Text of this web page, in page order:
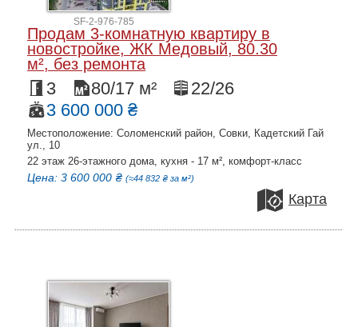
SF-2-976-785
Продам 3-комнатную квартиру в
новостройке, ЖК Медовый, 80.30
м², без ремонта
3 80/17 м²
22/26
3 600 000 ₴
Местоположение: Соломенский район, Совки, Кадетский Гай
ул., 10
22 этаж 26-этажного дома, кухня - 17 м², комфорт-класс
Цена: 3 600 000 ₴ (≈44 832 ₴ за м²)
Карта